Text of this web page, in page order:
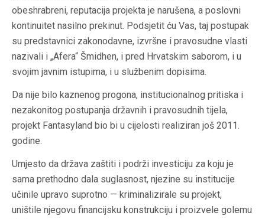
obeshrabreni, reputacija projekta je narušena, a poslovni
kontinuitet nasilno prekinut. Podsjetit ću Vas, taj postupak
su predstavnici zakonodavne, izvršne i pravosudne vlasti
nazivali i „Afera“ Šmidhen, i pred Hrvatskim saborom, i u
svojim javnim istupima, i u službenim dopisima.
Da nije bilo kaznenog progona, institucionalnog pritiska i
nezakonitog postupanja državnih i pravosudnih tijela,
projekt Fantasyland bio bi u cijelosti realiziran još 2011.
godine.
Umjesto da država zaštiti i podrži investiciju za koju je
sama prethodno dala suglasnost, njezine su institucije
učinile upravo suprotno — kriminalizirale su projekt,
uništile njegovu financijsku konstrukciju i proizvele golemu